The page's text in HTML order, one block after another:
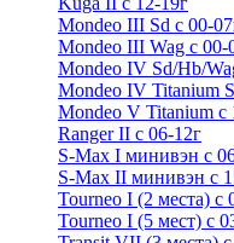
Mondeo III Sd с 00-
Mondeo III Wag с 00-
Mondeo IV Sd/Hb/
Mondeo IV Titanium
Mondeo V Titanium с
Ranger II с 06-12г
S-Max I минивэн с
S-Max II минивэн с
Tourneo I (2 места) с
Tourneo I (5 мест) с